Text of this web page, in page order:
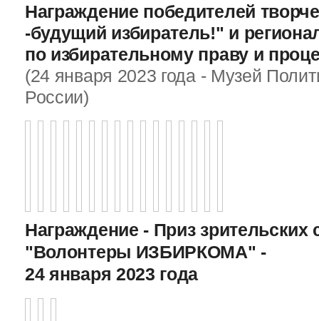
Награждение победителей
-будущий избиратель!" и
по избирательному праву и
(24 января 2023 года - Музей
России)
Награждение - Приз зрительских
"Волонтеры ИЗБИРКОМА" -
24 января 2023 года